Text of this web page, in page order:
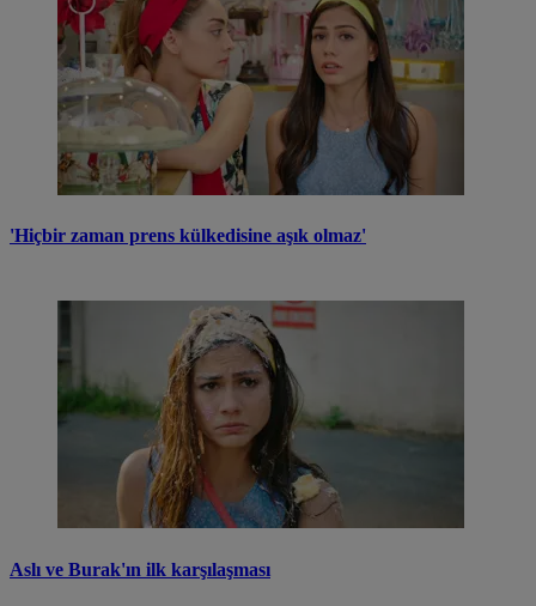
'Hiçbir zaman prens külkedisine aşık olmaz'
Aslı ve Burak'ın ilk karşılaşması